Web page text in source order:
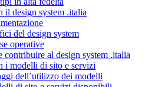
il design system .italia
del design system
operative
contribuire al design system .italia
i modelli di sito e servizi
dell’utilizzo dei modelli